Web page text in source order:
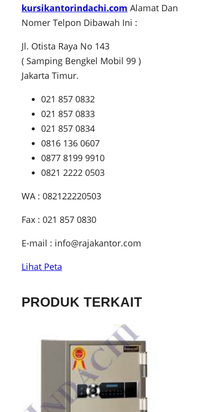
kursikantorindachi.com Alamat Dan
Nomer Telpon Dibawah Ini :
Jl. Otista Raya No 143
( Samping Bengkel Mobil 99 )
Jakarta Timur.
021 857 0832
021 857 0833
021 857 0834
0816 136 0607
0877 8199 9910
0821 2222 0503
WA : 082122220503
Fax : 021 857 0830
E-mail : info@rajakantor.com
Lihat Peta
PRODUK TERKAIT